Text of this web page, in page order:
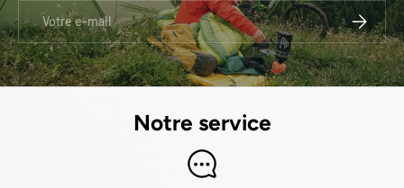
E-mail
Notre service